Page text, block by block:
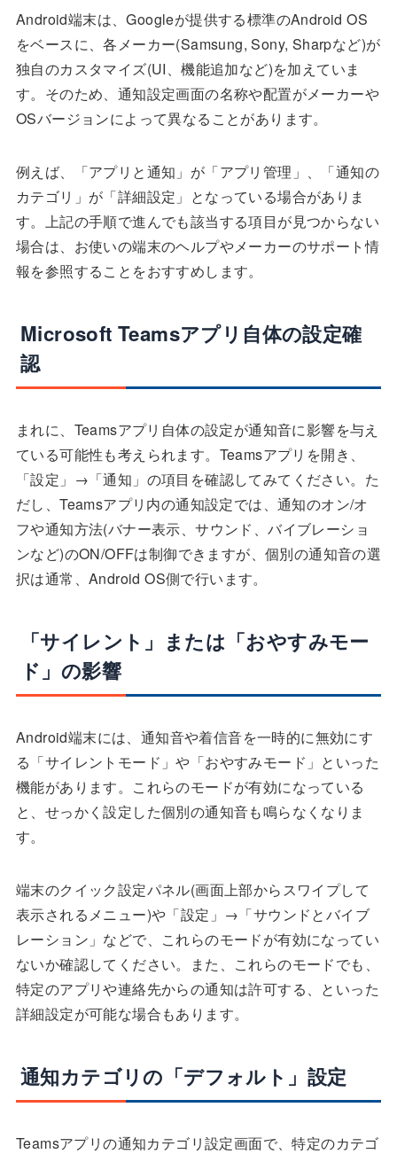
Android端末は、Googleが提供する標準のAndroid OS
をベースに、各メーカー(Samsung, Sony, Sharpなど)が
独自のカスタマイズ(UI、機能追加など)を加えていま
す。そのため、通知設定画面の名称や配置がメーカーや
OSバージョンによって異なることがあります。
例えば、「アプリと通知」が「アプリ管理」、「通知の
カテゴリ」が「詳細設定」となっている場合がありま
す。上記の手順で進んでも該当する項目が見つからない
場合は、お使いの端末のヘルプやメーカーのサポート情
報を参照することをおすすめします。
Microsoft Teamsアプリ自体の設定確
認
まれに、Teamsアプリ自体の設定が通知音に影響を与え
ている可能性も考えられます。Teamsアプリを開き、
「設定」→「通知」の項目を確認してみてください。た
だし、Teamsアプリ内の通知設定では、通知のオン/オ
フや通知方法(バナー表示、サウンド、バイブレーショ
ンなど)のON/OFFは制御できますが、個別の通知音の選
択は通常、Android OS側で行います。
「サイレント」または「おやすみモー
ド」の影響
Android端末には、通知音や着信音を一時的に無効にす
る「サイレントモード」や「おやすみモード」といった
機能があります。これらのモードが有効になっている
と、せっかく設定した個別の通知音も鳴らなくなりま
す。
端末のクイック設定パネル(画面上部からスワイプして
表示されるメニュー)や「設定」→「サウンドとバイブ
レーション」などで、これらのモードが有効になってい
ないか確認してください。また、これらのモードでも、
特定のアプリや連絡先からの通知は許可する、といった
詳細設定が可能な場合もあります。
通知カテゴリの「デフォルト」設定
Teamsアプリの通知カテゴリ設定画面で、特定のカテゴ